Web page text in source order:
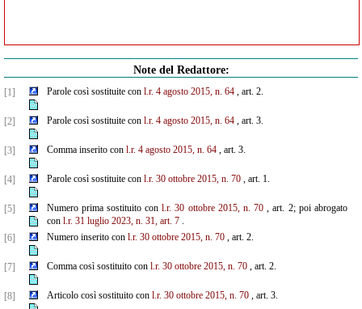
Note del Redattore:
[1] Parole così sostituite con l.r. 4 agosto 2015, n. 64, art. 2.
[2] Parole così sostituite con l.r. 4 agosto 2015, n. 64, art. 3.
[3] Comma inserito con l.r. 4 agosto 2015, n. 64, art. 3.
[4] Parole così sostituite con l.r. 30 ottobre 2015, n. 70, art. 1.
[5] Numero prima sostituito conl.r. 30 ottobre 2015, n. 70 , art. 2; poi abrogato
con l.r. 31 luglio 2023, n. 31, art. 7.
[6]
Numero inserito con l.r. 30 ottobre 2015, n. 70, art. 2.
[7] Comma così sostituito con l.r. 30 ottobre 2015, n. 70, art. 2.
[8] Articolo così sostituito con l.r. 30 ottobre 2015, n. 70, art. 3.